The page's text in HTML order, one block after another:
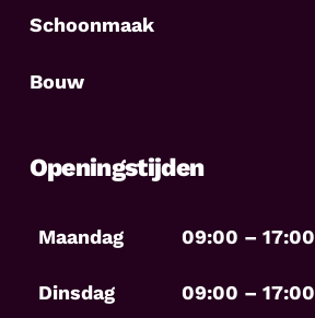
Schoonmaak
Bouw
Openingstijden
Maandag 09:00 – 17:00
Dinsdag 09:00 – 17:00